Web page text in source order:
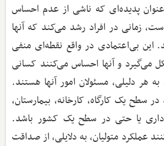
پدیده‌ای که ناشی از عدم احساس
زمانی در افراد رشد می‌کند که آنها
این بی‌اعتمادی در واقع نقطه‌ای منفی
و آنها احساس می‌کنند کسانی
هر دلیلی، مسئولان امور آنها هستند.
سطح یک کارگاه، کارخانه، بیمارستان،
یا حتی در سطح یک کشور باشد.
عملکرد متولیان، به دلایلی، از صداقت